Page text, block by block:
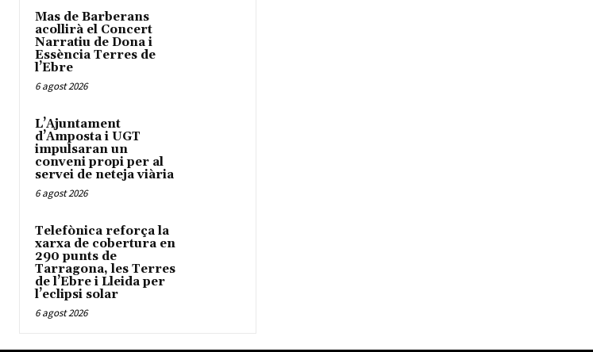
Mas de Barberans
acollirà el Concert
Narratiu de Dona i
Essència Terres de
l’Ebre
6 agost 2026
L’Ajuntament
d’Amposta i UGT
impulsaran un
conveni propi per al
servei de neteja viària
6 agost 2026
Telefònica reforça la
xarxa de cobertura en
290 punts de
Tarragona, les Terres
de l’Ebre i Lleida per
l’eclipsi solar
6 agost 2026